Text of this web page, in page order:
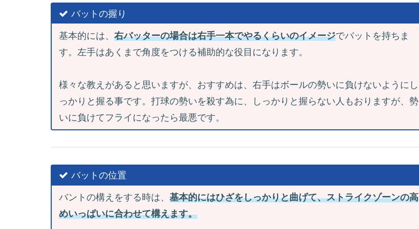
バットの握り
基本的には、右バッターの場合は右手一本でやるくらいのイメージでバットを持ちま
す。左手はあくまで角度をつける補助的な役目になります。
様々な教えがあると思いますが、おすすめは、右手はボールの勢いに負けないようにし
っかりと握る事です。打球の勢いを殺す為に、しっかりと握らない人もおりますが、勢
いに負けてフライになったら最悪です。
バットの位置
バントの構えをする時は、基本的にはひざをしっかりと曲げて、ストライクゾーンの高
めいっぱいに合わせて構えます。